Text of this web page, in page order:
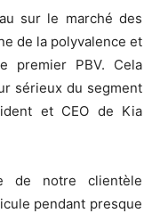
sur le marché des
de la polyvalence et
premier PBV. Cela
sérieux du segment
et CEO de Kia
de notre clientèle
pendant presque